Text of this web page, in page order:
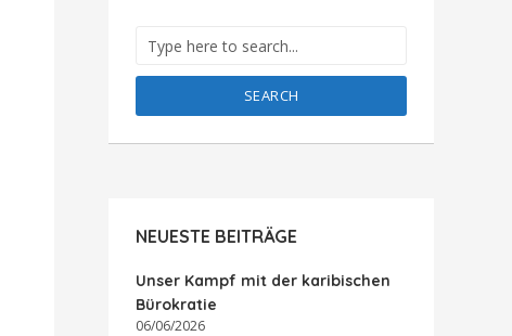
SEARCH
NEUESTE BEITRÄGE
Unser Kampf mit der karibischen
Bürokratie
06/06/2026